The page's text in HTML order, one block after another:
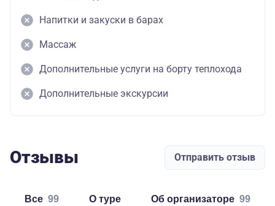
Напитки и закуски в барах
Массаж
Дополнительные услуги на борту теплохода
Дополнительные экскурсии
Отзывы Отправить отзыв
Все 99 о туре об организаторе 99